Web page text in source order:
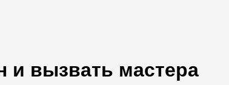
и вызвать мастера